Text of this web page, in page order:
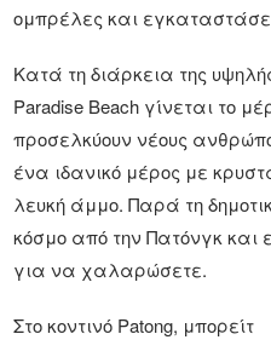
ομπρέλες και
Κατά τη διάρκεια της
Paradise Beach γίνεται το
προσελκύουν νέους
ένα ιδανικό μέρος με
λευκή άμμο. Παρά τη
κόσμο από την Πατόνγκ και
για να χαλαρώσετε.
Στο κοντινό Patong, μπορείτ